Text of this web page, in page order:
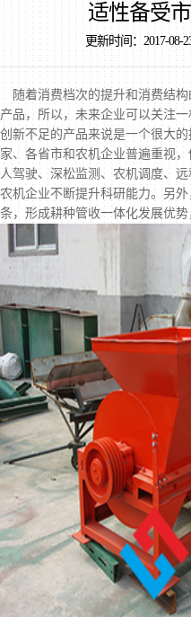
适性备受
更新时间：2017-08-
随着消费档次的提升和消费结构
产品，所以，未来企业可以关注
创新不足的产品来说是一个很大
家、各省市和农机企业普遍重视
人驾驶、深松监测、农机调度、
农机企业不断提升科研能力。另
条，形成耕种管收一体化发展优